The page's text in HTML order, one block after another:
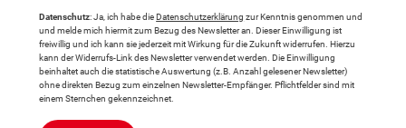
Datenschutz: Ja, ich habe dieDatenschutzerklärung zur Kenntnis genommen und
und melde mich hiermit zum Bezug des Newsletter an. Dieser Einwilligung ist
freiwillig und ich kann sie jederzeit mit Wirkung für die Zukunft widerrufen. Hierzu
kann der Widerrufs-Link des Newsletter verwendet werden. Die Einwilligung
beinhaltet auch die statistische Auswertung (z.B. Anzahl gelesener Newsletter)
ohne direkten Bezug zum einzelnen Newsletter-Empfänger. Pflichtfelder sind mit
einem Sternchen gekennzeichnet.